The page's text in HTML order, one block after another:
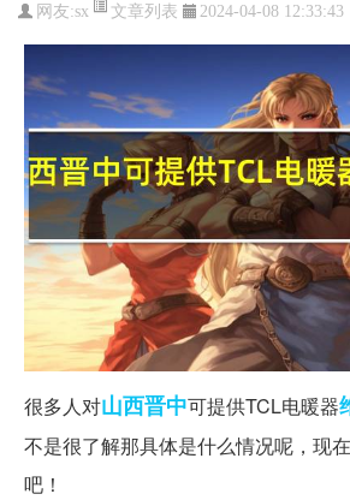
网友:sx 文章列表 2024-04-08 12:33:43
很多人对山西晋中可提供TCL电暖器
不是很了解那具体是什么情况呢，现
吧！